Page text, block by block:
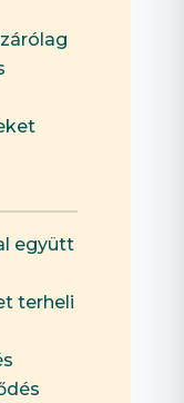
együtt
terheli